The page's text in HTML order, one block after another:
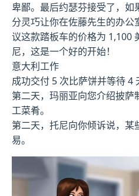
卑鄙。最后约瑟芬接受了，
分灵巧让你在佐藤先生的办
议这款踏板车的价格为 1,100
尼，这是一个好的开始！
意大利工作
成功交付 5 次比萨饼并等待 4
第二天，玛丽亚向您介绍披
工菜肴。
第二天，托尼向你倾诉说，
易。